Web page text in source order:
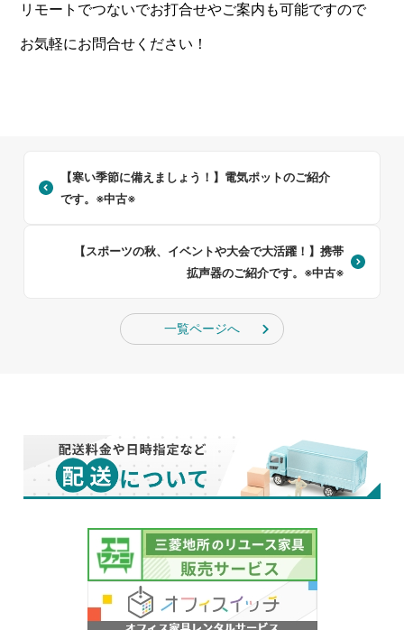
リモートでつないでお打合せやご案内も可能ですので
お気軽にお問合せください！
【寒い季節に備えましょう！】電気ポットのご紹介
です。※中古※
【スポーツの秋、イベントや大会で大活躍！】携帯
拡声器のご紹介です。※中古※
一覧ページへ